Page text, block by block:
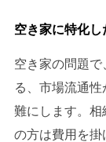
空き家に特化し
空き家の問題
る、市場流通
難にします。相
の方は費用を掛